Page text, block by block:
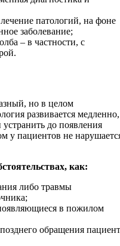
патологий, на фоне
заболевание;
– в частности, с
но в целом
развивается медленно,
до появления
у пациентов не
как:
либо травмы
в пожилом
обращения